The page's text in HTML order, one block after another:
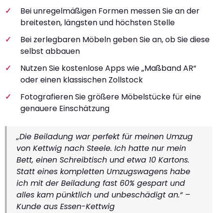
Bei unregelmäßigen Formen messen Sie an der
breitesten, längsten und höchsten Stelle
Bei zerlegbaren Möbeln geben Sie an, ob Sie diese
selbst abbauen
Nutzen Sie kostenlose Apps wie „Maßband AR“
oder einen klassischen Zollstock
Fotografieren Sie größere Möbelstücke für eine
genauere Einschätzung
„Die Beiladung war perfekt für meinen Umzug
von Kettwig nach Steele. Ich hatte nur mein
Bett, einen Schreibtisch und etwa 10 Kartons.
Statt eines kompletten Umzugswagens habe
ich mit der Beiladung fast 60% gespart und
alles kam pünktlich und unbeschädigt an.“ –
Kunde aus Essen-Kettwig